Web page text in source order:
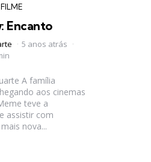
FILME
Encanto
5 anos atrás
A família
aos cinemas
teve a
assistir com
nova...